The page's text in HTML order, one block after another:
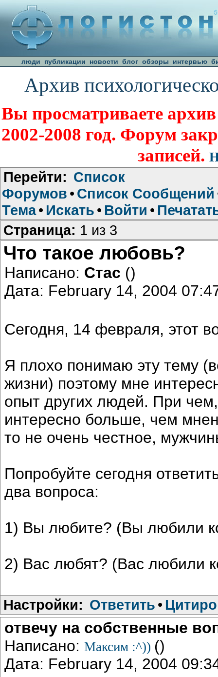
люди публикации новости блог обзоры интервью
Архив
Вы просматриваете
2002-2008 год. Форум
записей.
Перейти: Список
Форумов • Список Сообщений
Тема• Искать • Войти •
Страница: 1 из 3
Что такое любовь?
Написано: Стас ()
Дата: February 14, 2004
Сегодня, 14 февраля, этот
Я плохо понимаю эту тему
жизни) поэтому мне
опыт других людей. При
интересно больше, чем
то не очень честное,
Попробуйте сегодня
два вопроса:
1) Вы любите? (Вы любили
2) Вас любят? (Вас любили
Настройки: Ответить •
отвечу на собственные
Написано: Максим :^)) ()
Дата: February 14, 2004